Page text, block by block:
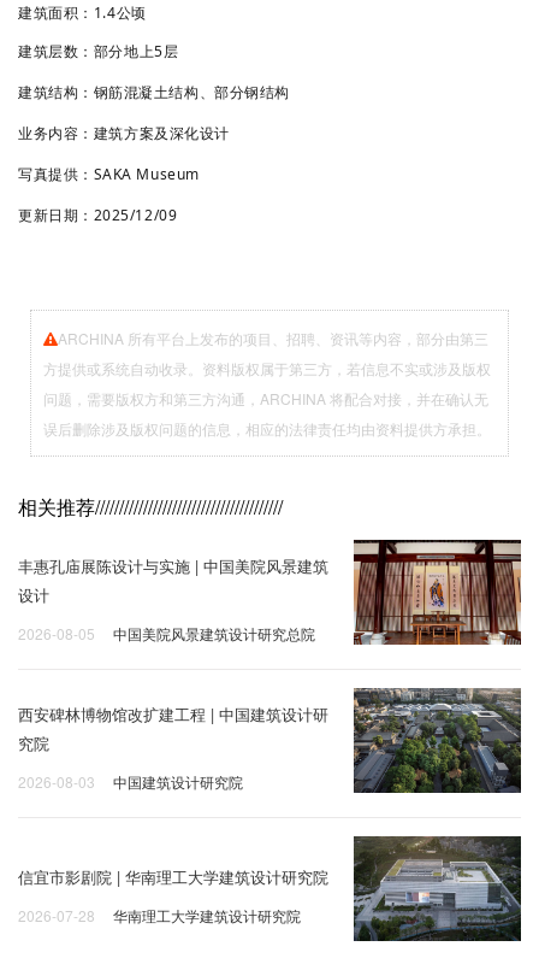
建筑面积：1.4公顷
建筑层数：部分地上5层
建筑结构：钢筋混凝土结构、部分钢结构
业务内容： 建筑方案及深化设计
写真提供： SAKA Museum
更新日期： 2025/12/09
ARCHINA 所有平台上发布的项目、招聘、资讯等内容，部分由第三
方提供或系统自动收录。资料版权属于第三方，若信息不实或涉及版权
问题，需要版权方和第三方沟通，ARCHINA 将配合对接，并在确认无
误后删除涉及版权问题的信息，相应的法律责任均由资料提供方承担。
相关推荐///////////////////////////////////////
丰惠孔庙展陈设计与实施 | 中国美院风景建筑
设计
2026-08-05 中国美院风景建筑设计研究总院
西安碑林博物馆改扩建工程 | 中国建筑设计研
究院
2026-08-03 中国建筑设计研究院
信宜市影剧院 | 华南理工大学建筑设计研究院
2026-07-28 华南理工大学建筑设计研究院